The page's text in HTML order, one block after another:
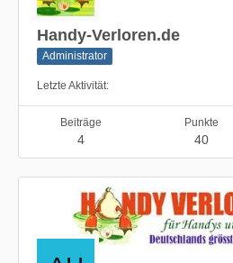
Handy-Verloren.de
Administrator
Letzte Aktivität
Beiträge
4
Punkte
40